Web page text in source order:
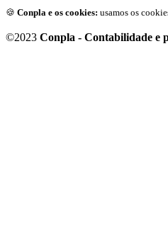
🍪 Conpla e os cookies: usamos os
©2023 Conpla - Contabilidade e